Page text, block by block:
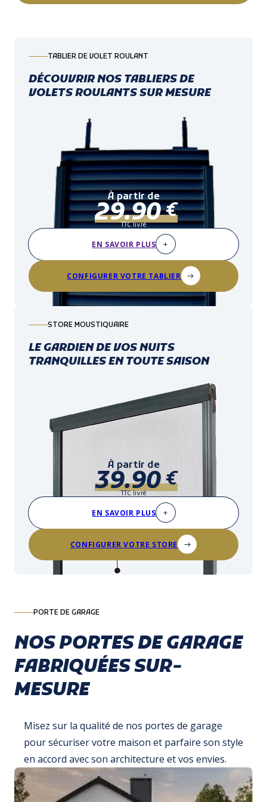
TABLIER DE VOLET ROULANT
DÉCOUVRIR NOS TABLIERS DE
VOLETS ROULANTS SUR MESURE
À partir de
29.90€
TTC livré
EN SAVOIR PLUS
CONFIGURER VOTRE TABLIER
STORE MOUSTIQUAIRE
LE GARDIEN DE VOS NUITS
TRANQUILLES EN TOUTE SAISON
À partir de
39.90€
TTC livré
EN SAVOIR PLUS
CONFIGURER VOTRE STORE
PORTE DE GARAGE
NOS PORTES DE GARAGE
FABRIQUÉES SUR-
MESURE
Misez sur la qualité de nos portes de garage
pour sécuriser votre maison et parfaire son style
en accord avec son architecture et vos envies.